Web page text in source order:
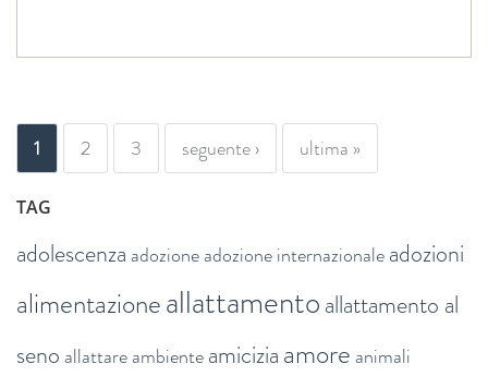
PAGINE
1 2 3 seguente › ultima »
TAG
adolescenza adozioneadozione internazionaleadozioni
alimentazioneallattamentoallattamento al
seno allattareambienteamiciziaamore animali